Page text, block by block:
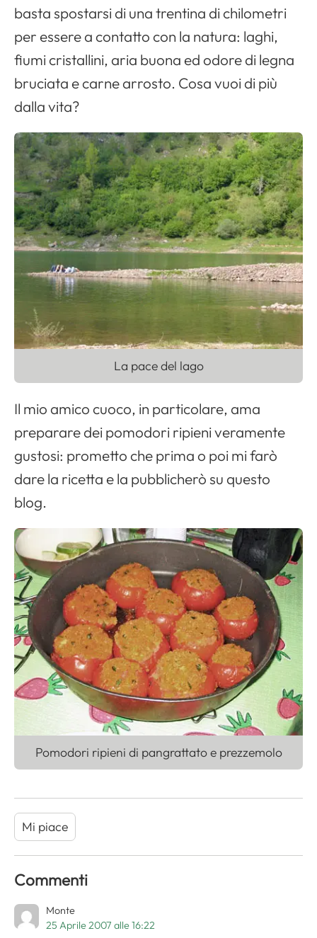
basta spostarsi di una trentina di chilometri
per essere a contatto con la natura: laghi,
fiumi cristallini, aria buona ed odore di legna
bruciata e carne arrosto. Cosa vuoi di più
dalla vita?
La pace del lago
Il mio amico cuoco, in particolare, ama
preparare dei pomodori ripieni veramente
gustosi: prometto che prima o poi mi farò
dare la ricetta e la pubblicherò su questo
blog.
Pomodori ripieni di pangrattato e prezzemolo
Mi piace
Commenti
Monte
25 Aprile 2007 alle 16:22